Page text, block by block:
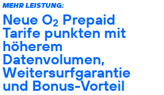
MEHR LEISTUNG:
Neue O2 Prepaid
Tarife punkten mit
höherem
Datenvolumen,
Weitersurfgarantie
und Bonus-Vorteil